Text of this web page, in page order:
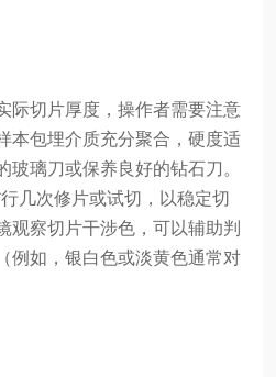
际切片厚度，操作者需要注意
本包埋介质充分聚合，硬度适
玻璃刀或保养良好的钻石刀。
几次修片或试切，以稳定切
观察切片干涉色，可以辅助判
例如，银白色或淡黄色通常对